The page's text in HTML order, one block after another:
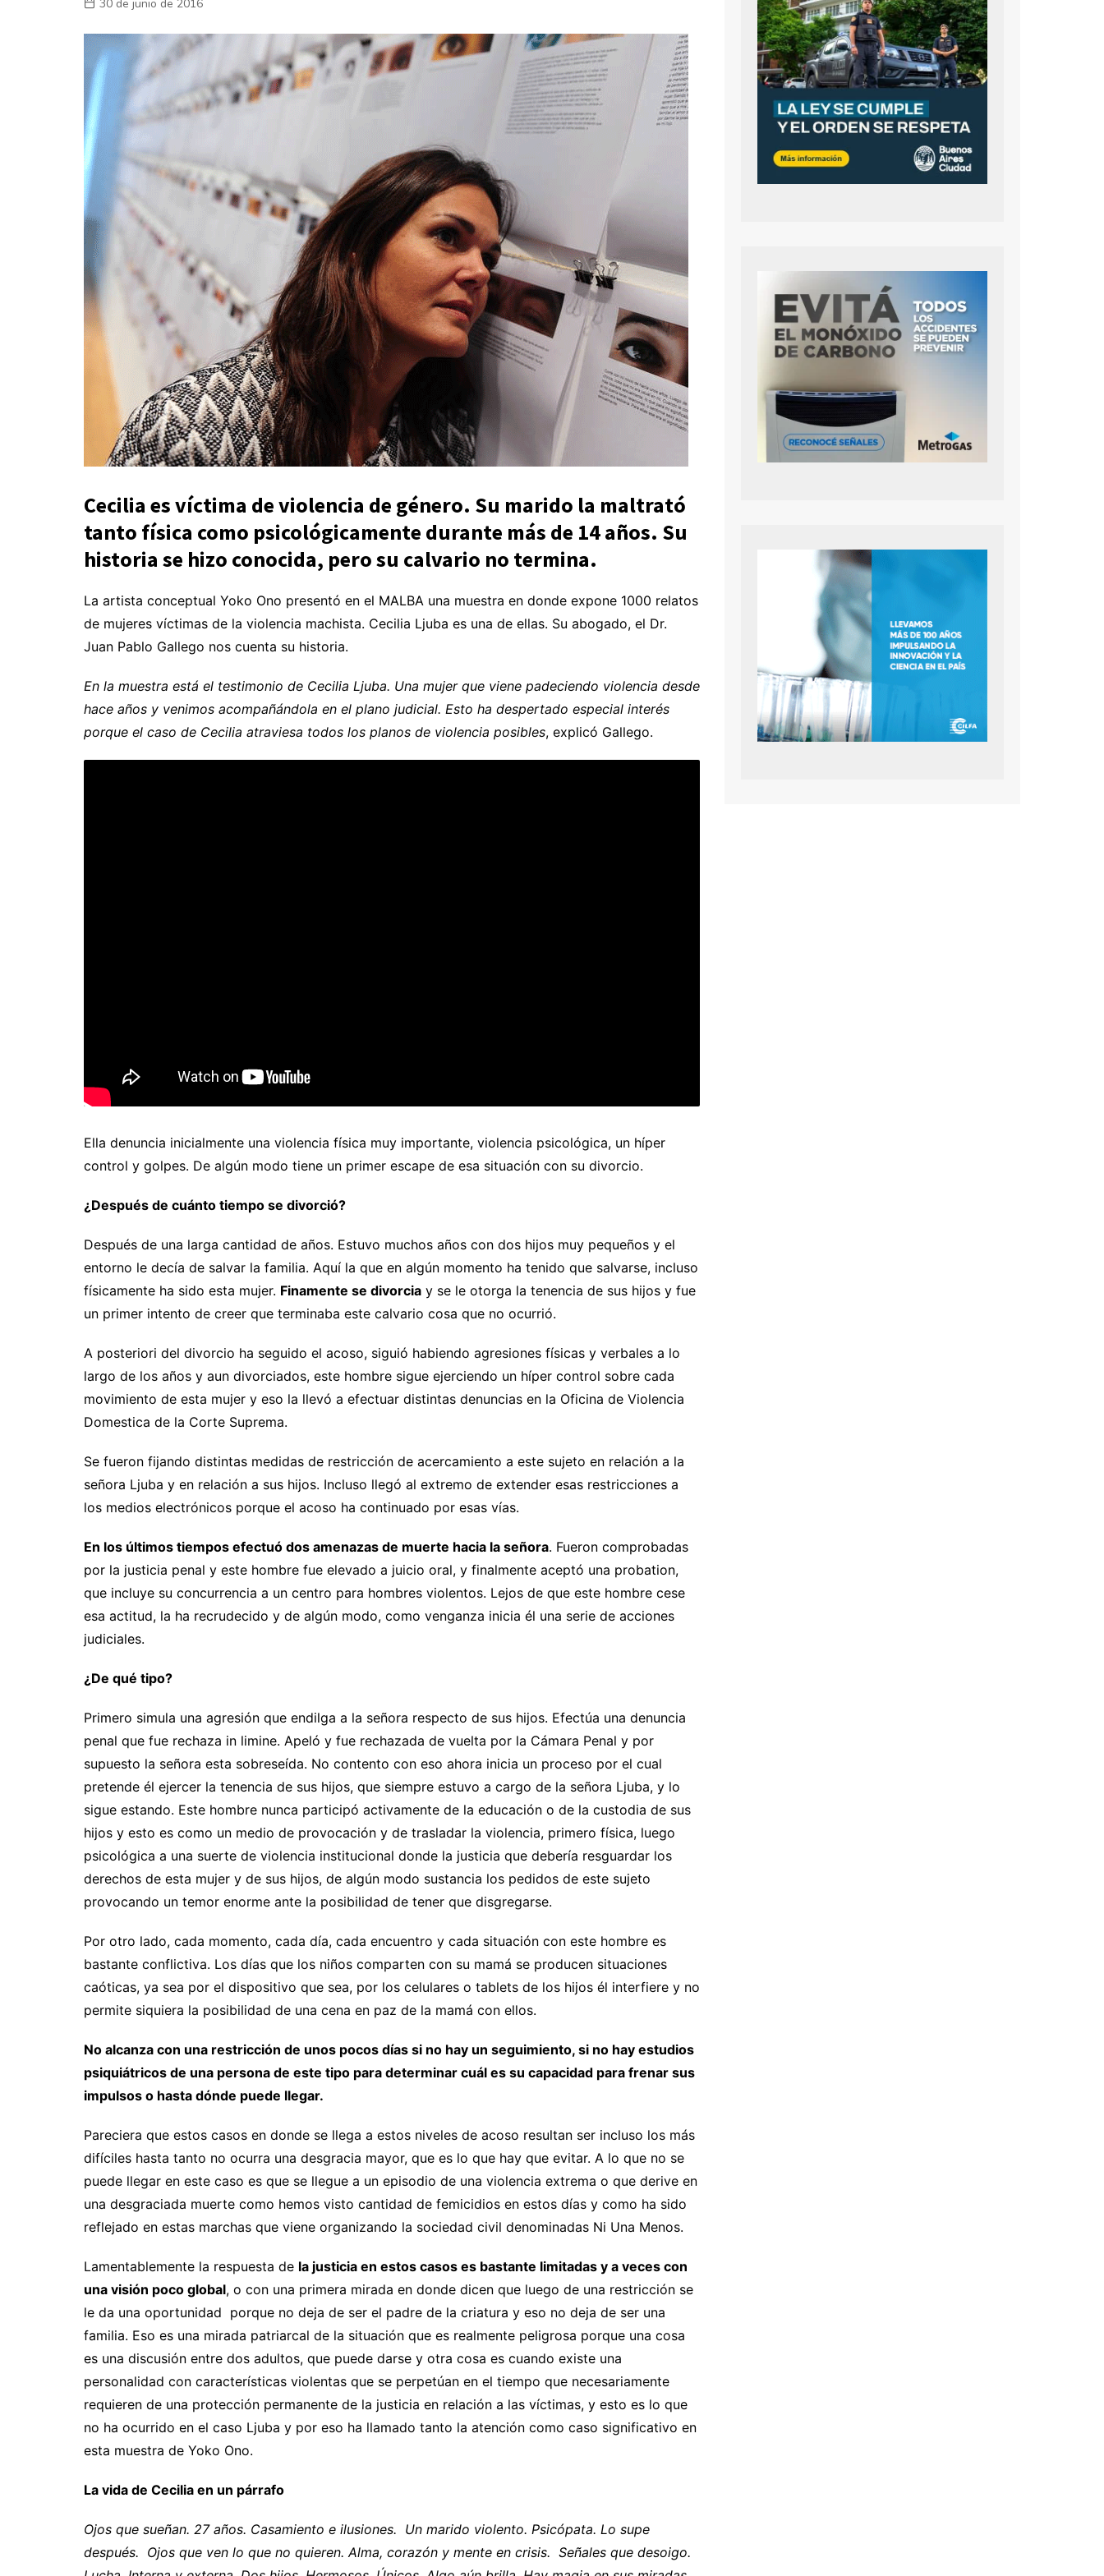
En la Calle
30 de junio de 2016
Cecilia es víctima de violencia de género. Su marido la maltrató
tanto física como psicológicamente durante más de 14 años. Su
historia se hizo conocida, pero su calvario no termina.
La artista conceptual Yoko Ono presentó en el MALBA una muestra en donde expone 1000 relatos
de mujeres víctimas de la violencia machista. Cecilia Ljuba es una de ellas. Su abogado, el Dr.
Juan Pablo Gallego nos cuenta su historia.
En la muestra está el testimonio de Cecilia Ljuba. Una mujer que viene padeciendo violencia desde
hace años y venimos acompañándola en el plano judicial. Esto ha despertado especial interés
porque el caso de Cecilia atraviesa todos los planos de violencia posibles, explicó Gallego.
Ella denuncia inicialmente una violencia física muy importante, violencia psicológica, un híper
control y golpes. De algún modo tiene un primer escape de esa situación con su divorcio.
¿Después de cuánto tiempo se divorció?
Después de una larga cantidad de años. Estuvo muchos años con dos hijos muy pequeños y el
entorno le decía de salvar la familia. Aquí la que en algún momento ha tenido que salvarse, incluso
físicamente ha sido esta mujer. Finamente se divorcia y se le otorga la tenencia de sus hijos y fue
un primer intento de creer que terminaba este calvario cosa que no ocurrió.
A posteriori del divorcio ha seguido el acoso, siguió habiendo agresiones físicas y verbales a lo
largo de los años y aun divorciados, este hombre sigue ejerciendo un híper control sobre cada
movimiento de esta mujer y eso la llevó a efectuar distintas denuncias en la Oficina de Violencia
Domestica de la Corte Suprema.
Se fueron fijando distintas medidas de restricción de acercamiento a este sujeto en relación a la
señora Ljuba y en relación a sus hijos. Incluso llegó al extremo de extender esas restricciones a
los medios electrónicos porque el acoso ha continuado por esas vías.
En los últimos tiempos efectuó dos amenazas de muerte hacia la señora. Fueron comprobadas
por la justicia penal y este hombre fue elevado a juicio oral, y finalmente aceptó una probation,
que incluye su concurrencia a un centro para hombres violentos. Lejos de que este hombre cese
esa actitud, la ha recrudecido y de algún modo, como venganza inicia él una serie de acciones
judiciales.
¿De qué tipo?
Primero simula una agresión que endilga a la señora respecto de sus hijos. Efectúa una denuncia
penal que fue rechaza in limine. Apeló y fue rechazada de vuelta por la Cámara Penal y por
supuesto la señora esta sobreseída. No contento con eso ahora inicia un proceso por el cual
pretende él ejercer la tenencia de sus hijos, que siempre estuvo a cargo de la señora Ljuba, y lo
sigue estando. Este hombre nunca participó activamente de la educación o de la custodia de sus
hijos y esto es como un medio de provocación y de trasladar la violencia, primero física, luego
psicológica a una suerte de violencia institucional donde la justicia que debería resguardar los
derechos de esta mujer y de sus hijos, de algún modo sustancia los pedidos de este sujeto
provocando un temor enorme ante la posibilidad de tener que disgregarse.
Por otro lado, cada momento, cada día, cada encuentro y cada situación con este hombre es
bastante conflictiva. Los días que los niños comparten con su mamá se producen situaciones
caóticas, ya sea por el dispositivo que sea, por los celulares o tablets de los hijos él interfiere y no
permite siquiera la posibilidad de una cena en paz de la mamá con ellos.
No alcanza con una restricción de unos pocos días si no hay un seguimiento, si no hay estudios
psiquiátricos de una persona de este tipo para determinar cuál es su capacidad para frenar sus
impulsos o hasta dónde puede llegar.
Pareciera que estos casos en donde se llega a estos niveles de acoso resultan ser incluso los más
difíciles hasta tanto no ocurra una desgracia mayor, que es lo que hay que evitar. A lo que no se
puede llegar en este caso es que se llegue a un episodio de una violencia extrema o que derive en
una desgraciada muerte como hemos visto cantidad de femicidios en estos días y como ha sido
reflejado en estas marchas que viene organizando la sociedad civil denominadas Ni Una Menos.
Lamentablemente la respuesta de la justicia en estos casos es bastante limitadas y a veces con
una visión poco global, o con una primera mirada en donde dicen que luego de una restricción se
le da una oportunidad porque no deja de ser el padre de la criatura y eso no deja de ser una
familia. Eso es una mirada patriarcal de la situación que es realmente peligrosa porque una cosa
es una discusión entre dos adultos, que puede darse y otra cosa es cuando existe una
personalidad con características violentas que se perpetúan en el tiempo que necesariamente
requieren de una protección permanente de la justicia en relación a las víctimas, y esto es lo que
no ha ocurrido en el caso Ljuba y por eso ha llamado tanto la atención como caso significativo en
esta muestra de Yoko Ono.
La vida de Cecilia en un párrafo
Ojos que sueñan. 27 años. Casamiento e ilusiones. Un marido violento. Psicópata. Lo supe
después. Ojos que ven lo que no quieren. Alma, corazón y mente en crisis. Señales que desoigo.